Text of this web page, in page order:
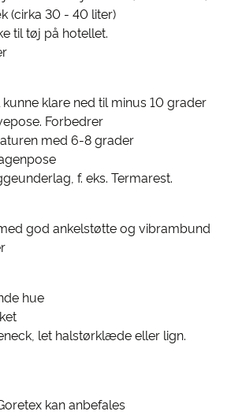
(cirka 30 - 40 liter)
til tøj på hotellet.
klare ned til minus 10 grader
Forbedrer
med 6-8 grader
f. eks. Termarest.
god ankelstøtte og vibrambund
hue
let halstørklæde eller lign.
kan anbefales